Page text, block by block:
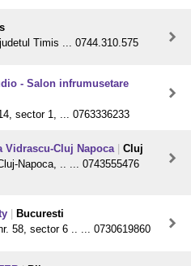
Timis ... 0744.310.575
- Salon infrumusetare
sector 1, ... 0763336233
Vidrascu-Cluj Napoca
Cluj
Napoca, .. ... 0743555476
Bucuresti
58, sector 6 .. ... 0730619860